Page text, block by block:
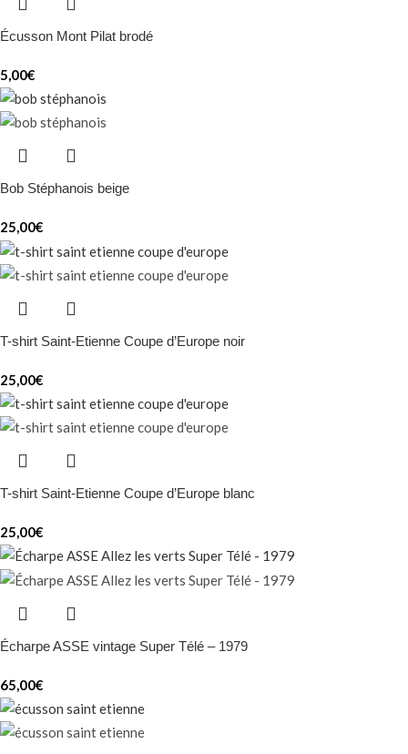
Écusson Mont Pilat brodé
5,00€
Bob Stéphanois beige
25,00€
T-shirt Saint-Etienne Coupe d’Europe noir
25,00€
T-shirt Saint-Etienne Coupe d’Europe blanc
25,00€
Écharpe ASSE vintage Super Télé – 1979
65,00€